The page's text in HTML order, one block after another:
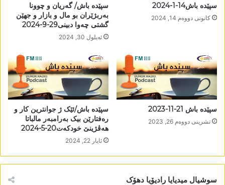
سپێدە باش14-1-2024
كانونی دووه‌م 14, 2024
سپێدە باش/ گەریان و چوونا
بەربژێران بو مال و بازار و جھێن
گشتی چەوا دبینی29-9-2024
ئه‌یلول 30, 2024
سپێدە باش 21-11-2023
تشرینی دووه‌م 26, 2023
سپێدە باش/ئێک ژ جوانترین کار و
رەفتارێن بیک بەرامبەر مالباتا
ھەڤژینێ خودکەت20-5-2024
ئایار 22, 2024
سوشیال میدیایا رادیۆیا دھۆک